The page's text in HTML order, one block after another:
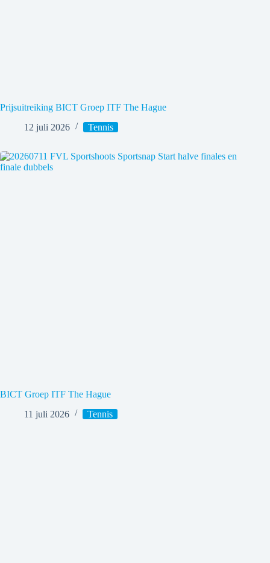
Prijsuitreiking BICT Groep ITF The Hague
12 juli 2026
Tennis
BICT Groep ITF The Hague
11 juli 2026
Tennis